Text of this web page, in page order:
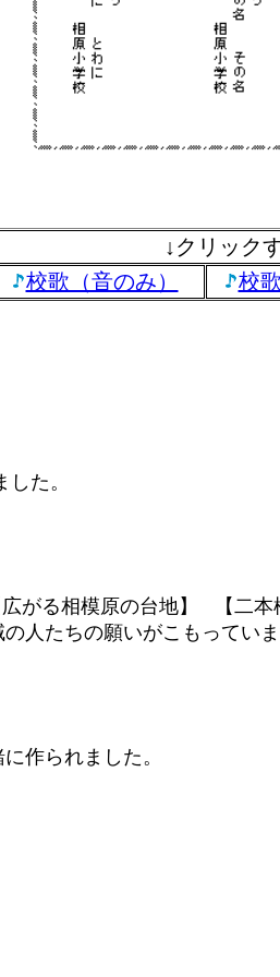
↓クリック
校歌（音のみ）
校
た。
る相模原の台地】 【二本
人たちの願いがこもっていま
作られました。